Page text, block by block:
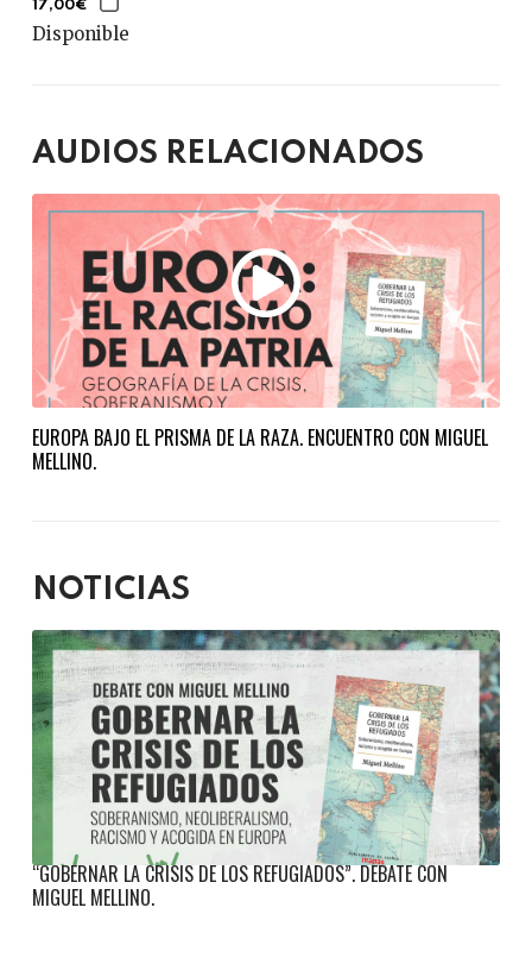
17,00€
Disponible
AUDIOS RELACIONADOS
EUROPA BAJO EL PRISMA DE LA RAZA. ENCUENTRO CON MIGUEL
MELLINO.
NOTICIAS
“GOBERNAR LA CRISIS DE LOS REFUGIADOS”. DEBATE CON
MIGUEL MELLINO.